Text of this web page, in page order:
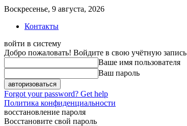
Воскресенье, 9 августа, 2026
Контакты
войти в систему
Добро пожаловать! Войдите в свою учётную запись
Ваше имя пользователя
Ваш пароль
Forgot your password? Get help
Политика конфиденциальности
восстановление пароля
Восстановите свой пароль